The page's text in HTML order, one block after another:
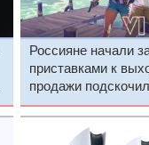
Россияне начали
приставками к
продажи